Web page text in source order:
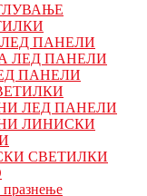
ПАНЕЛИ
ЛЕД ПАНЕЛИ
ПАНЕЛИ
ЛЕД ПАНЕЛИ
ЛИНИСКИ
СВЕТИЛКИ